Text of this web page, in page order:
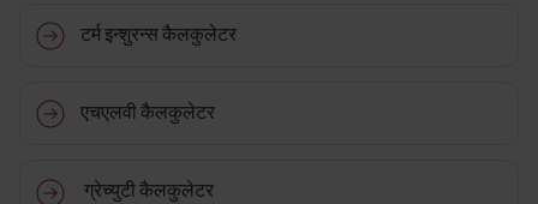
टर्म इन्शुरन्स कैलकुलेटर
एचएलवी कैलकुलेटर
ग्रेच्युटी कैलकुलेटर